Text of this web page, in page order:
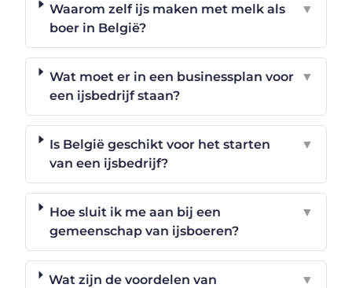
Waarom zelf ijs maken met melk als
boer in België?
▼
Wat moet er in een businessplan voor
een ijsbedrijf staan?
▼
Is België geschikt voor het starten
van een ijsbedrijf?
▼
Hoe sluit ik me aan bij een
gemeenschap van ijsboeren?
▼
Wat zijn de voordelen van
▼